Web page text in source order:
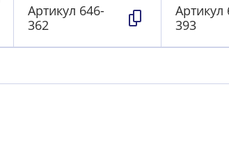
Артикул 646-
362
Артикул
393